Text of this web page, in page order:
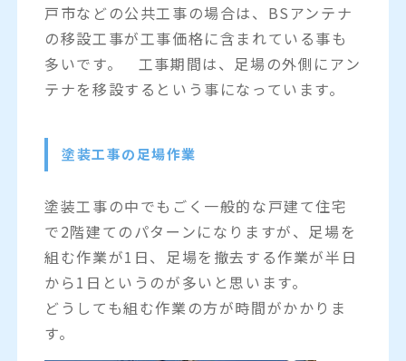
戸市などの公共工事の場合は、BSアンテナ
の移設工事が工事価格に含まれている事も
多いです。 工事期間は、足場の外側にアン
テナを移設するという事になっています。
塗装工事の足場作業
塗装工事の中でもごく一般的な戸建て住宅
で2階建てのパターンになりますが、足場を
組む作業が1日、足場を撤去する作業が半日
から1日というのが多いと思います。
どうしても組む作業の方が時間がかかりま
す。